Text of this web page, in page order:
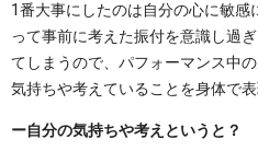
1番大事にしたのは自分の心に敏
って事前に考えた振付を意識し過
てしまうので、パフォーマンス中
気持ちや考えていることを身体で
ー自分の気持ちや考えというと？